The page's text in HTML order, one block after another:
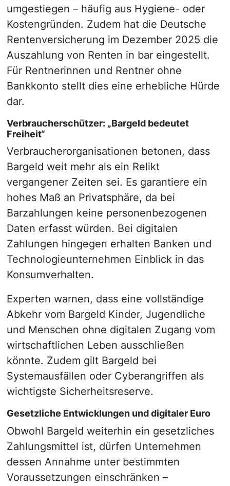
umgestiegen – häufig aus Hygiene- oder
Kostengründen. Zudem hat die Deutsche
Rentenversicherung im Dezember 2025 die
Auszahlung von Renten in bar eingestellt.
Für Rentnerinnen und Rentner ohne
Bankkonto stellt dies eine erhebliche Hürde
dar.
Verbraucherschützer: „Bargeld bedeutet
Freiheit“
Verbraucherorganisationen betonen, dass
Bargeld weit mehr als ein Relikt
vergangener Zeiten sei. Es garantiere ein
hohes Maß an Privatsphäre, da bei
Barzahlungen keine personenbezogenen
Daten erfasst würden. Bei digitalen
Zahlungen hingegen erhalten Banken und
Technologieunternehmen Einblick in das
Konsumverhalten.
Experten warnen, dass eine vollständige
Abkehr vom Bargeld Kinder, Jugendliche
und Menschen ohne digitalen Zugang vom
wirtschaftlichen Leben ausschließen
könnte. Zudem gilt Bargeld bei
Systemausfällen oder Cyberangriffen als
wichtigste Sicherheitsreserve.
Gesetzliche Entwicklungen und digitaler Euro
Obwohl Bargeld weiterhin ein gesetzliches
Zahlungsmittel ist, dürfen Unternehmen
dessen Annahme unter bestimmten
Voraussetzungen einschränken –